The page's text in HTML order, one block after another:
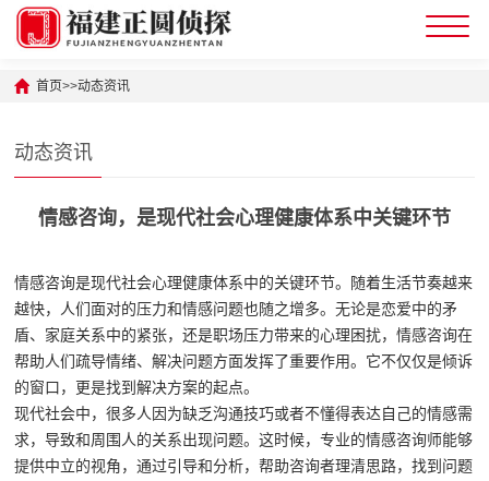
首页>>动态资讯
动态资讯
情感咨询，是现代社会心理健康体系中关键环节
情感咨询是现代社会心理健康体系中的关键环节。随着生活节奏越来
越快，人们面对的压力和情感问题也随之增多。无论是恋爱中的矛
盾、家庭关系中的紧张，还是职场压力带来的心理困扰，情感咨询在
帮助人们疏导情绪、解决问题方面发挥了重要作用。它不仅仅是倾诉
的窗口，更是找到解决方案的起点。
现代社会中，很多人因为缺乏沟通技巧或者不懂得表达自己的情感需
求，导致和周围人的关系出现问题。这时候，专业的情感咨询师能够
提供中立的视角，通过引导和分析，帮助咨询者理清思路，找到问题